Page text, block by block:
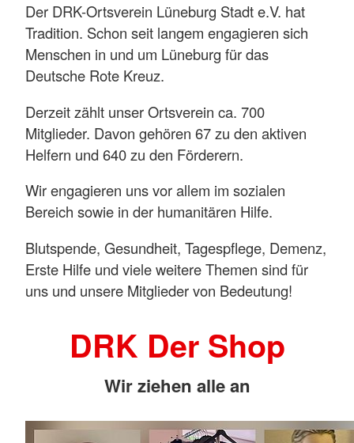
Der DRK-Ortsverein Lüneburg Stadt e.V. hat
Tradition. Schon seit langem engagieren sich
Menschen in und um Lüneburg für das
Deutsche Rote Kreuz.
Derzeit zählt unser Ortsverein ca. 700
Mitglieder. Davon gehören 67 zu den aktiven
Helfern und 640 zu den Förderern.
Wir engagieren uns vor allem im sozialen
Bereich sowie in der humanitären Hilfe.
Blutspende, Gesundheit, Tagespflege, Demenz,
Erste Hilfe und viele weitere Themen sind für
uns und unsere Mitglieder von Bedeutung!
DRK Der Shop
Wir ziehen alle an